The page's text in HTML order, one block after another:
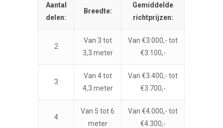
Aantal
delen:
Breedte:
Gemiddelde
richtprijzen:
2
Van 3 tot
3,3 meter
Van €3.000,- tot
€3.100,-
3
Van 4 tot
4,3 meter
Van €3.400,- tot
€3.700,-
4
Van 5 tot 6
meter
Van €4.000,- tot
€4.300,-